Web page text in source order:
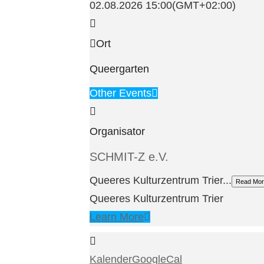
02.08.2026 15:00(GMT+02:00)
Ort
Queergarten
Other Events
Organisator
SCHMIT-Z e.V.
Queeres Kulturzentrum Trier... Read
Queeres Kulturzentrum Trier
Learn More
KalenderGoogleCal